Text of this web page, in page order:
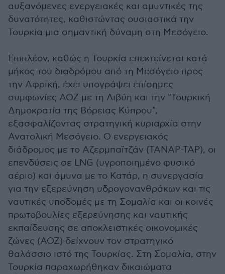
αυξανόμενες ενεργειακές και αμυντικές της
δυνατότητες, καθιστώντας ουσιαστικά την
Τουρκία μια σημαντική δύναμη στη Μεσόγειο.
Επιπλέον, καθώς η Τουρκία επεκτείνεται κατά
μήκος του διαδρόμου από τη Μεσόγειο προς
την Αφρική, έχει υπογράψει επίσημες
συμφωνίες ΑΟΖ με τη Λιβύη και την "Τουρκική
Δημοκρατία της Βόρειας Κύπρου",
εξασφαλίζοντας στρατηγική κυριαρχία στην
Ανατολική Μεσόγειο. Ο ενεργειακός
διάδρομος με το Αζερμπαϊτζάν (TANAP-TAP), οι
επενδύσεις σε LNG (υγροποιημένο φυσικό
αέριο) και άμυνα με το Κατάρ, η συνεργασία
για την εξερεύνηση υδρογονανθράκων και τις
ναυτικές υποδομές με τη Σομαλία και οι κοινές
πρωτοβουλίες εξερεύνησης και ναυτικής
εκπαίδευσης σε αποκλειστικές οικονομικές
ζώνες (ΑΟΖ) δείχνουν τον στρατηγικό
θαλάσσιο ιστό της Τουρκίας. Στη Σομαλία, στην
Τουρκία παραχωρήθηκαν δικαιώματα